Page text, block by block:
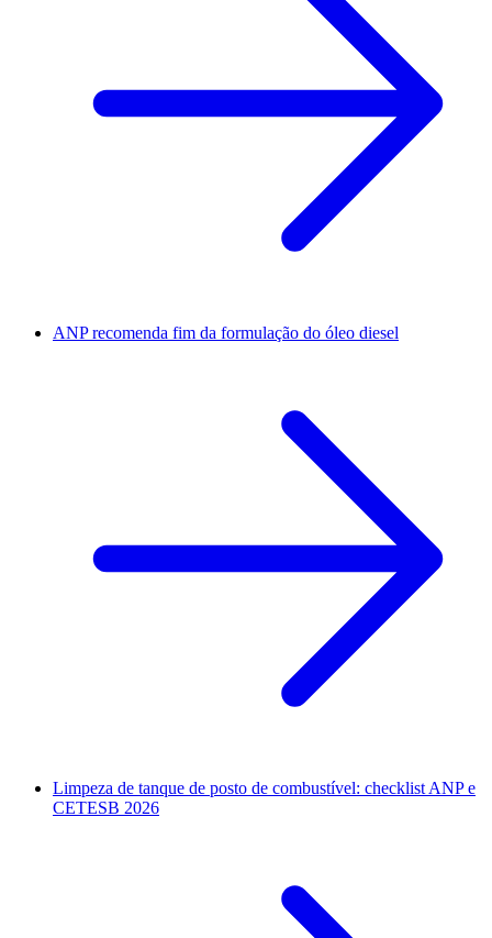
ANP recomenda fim da formulação do óleo diesel
Limpeza de tanque de posto de combustível: checklist ANP e
CETESB 2026